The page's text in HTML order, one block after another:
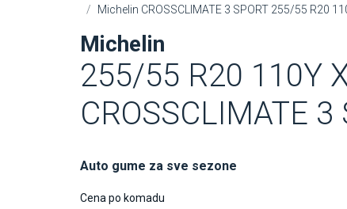
Michelin CROSSCLIMATE 3 SPORT 255/55 R20
Michelin
255/55 R20 110Y
CROSSCLIMATE 3
Auto gume za sve sezone
Cena po komadu